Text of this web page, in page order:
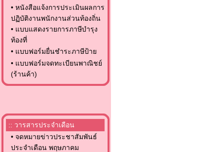
• หนังสือแจ้งการประเมินผลการ
ปฏิบัติงานพนักงานส่วนท้องถิ่น
• แบบแสดงรายการภาษีบำรุง
ท้องที่
• แบบฟอร์มยื่นชำระภาษีป้าย
• แบบฟอร์มจดทะเบียนพาณิชย์
(ร้านค้า)
:: วารสารประจำเดือน
• จดหมายข่าวประชาสัมพันธ์
ประจำเดือน พฤษภาคม